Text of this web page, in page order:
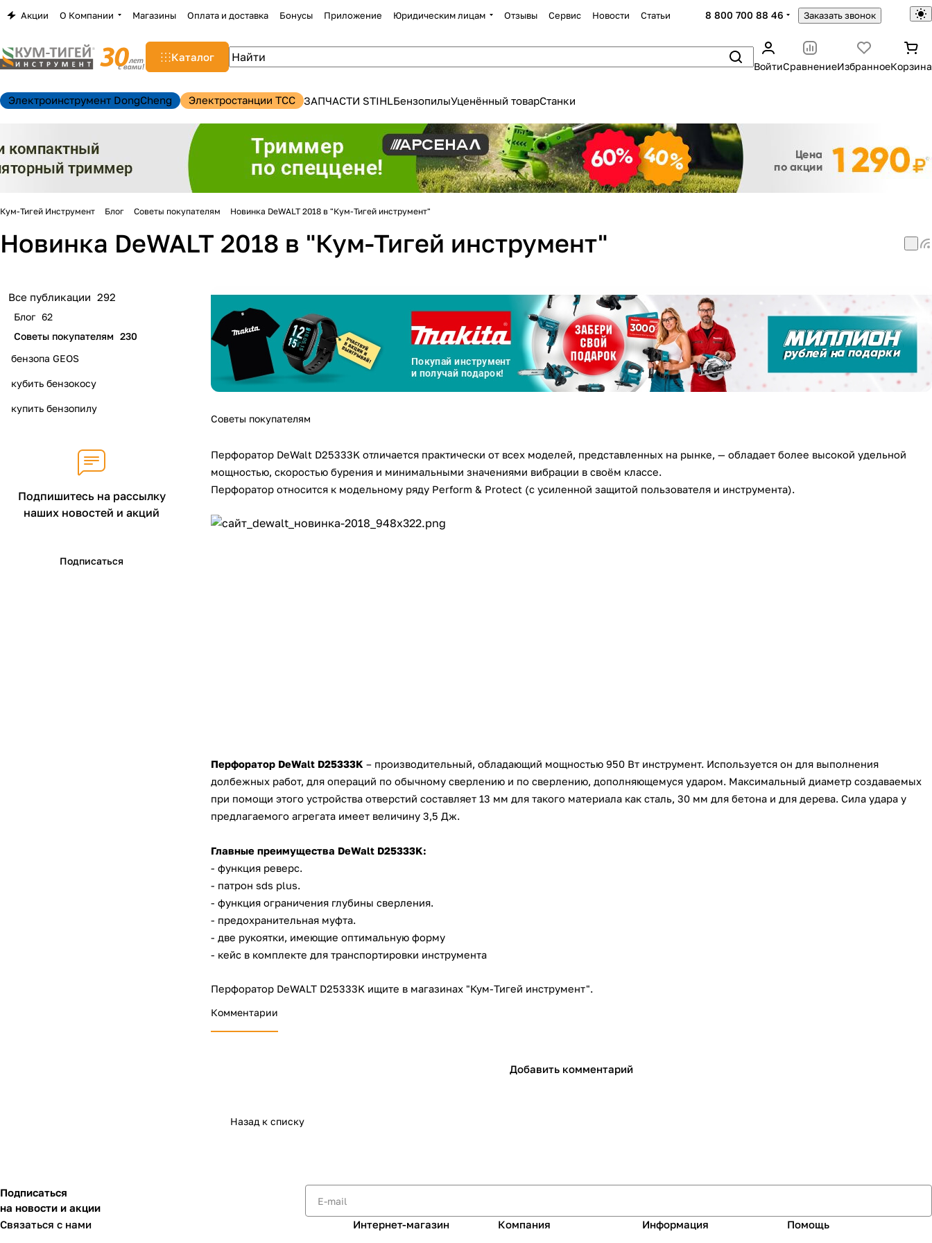
Акции О Компании Магазины Оплата и доставка Бонусы Приложение Юридическим лицам Отзывы Сервис Новости Статьи 8 800 700 88 46 Заказать звонок
Каталог
ВойтиСравнениеИзбранноеКорзина
Электроинструмент DongCheng Электростанции TCC ЗАПЧАСТИ STIHLБензопилыУценённый товарСтанки
Кум-Тигей Инструмент Блог Советы покупателям Новинка DeWALT 2018 в "Кум-Тигей инструмент"
Новинка DeWALT 2018 в "Кум-Тигей инструмент"
Советы покупателям
Перфоратор DeWalt D25333K отличается практически от всех моделей, представленных на рынке, — обладает более высокой удельной
мощностью, скоростью бурения и минимальными значениями вибрации в своём классе.
Перфоратор относится к модельному ряду Perform & Protect (с усиленной защитой пользователя и инструмента).
Перфоратор DeWalt D25333K – производительный, обладающий мощностью 950 Вт инструмент. Используется он для выполнения
долбежных работ, для операций по обычному сверлению и по сверлению, дополняющемуся ударом. Максимальный диаметр создаваемых
при помощи этого устройства отверстий составляет 13 мм для такого материала как сталь, 30 мм для бетона и для дерева. Сила удара у
предлагаемого агрегата имеет величину 3,5 Дж.
Главные преимущества DeWalt D25333K:
- функция реверс.
- патрон sds plus.
- функция ограничения глубины сверления.
- предохранительная муфта.
- две рукоятки, имеющие оптимальную форму
- кейс в комплекте для транспортировки инструмента
Перфоратор DeWALT D25333K ищите в магазинах "Кум-Тигей инструмент".
Комментарии
Добавить комментарий
Назад к списку
Все публикации 292
Блог 62
Советы покупателям 230
бензопа GEOS
кубить бензокосу
купить бензопилу
Подпишитесь на рассылку
наших новостей и акций
Подписаться
Подписаться
на новости и акции
Связаться с нами
Интернет-магазин Компания Информация Помощь
Для клиентов всех банков
на частибез переплат
Сегодня
25 %
Добавляйте товары
25% картой любого банка
25
раз в 2
недели
Остались вопросы?